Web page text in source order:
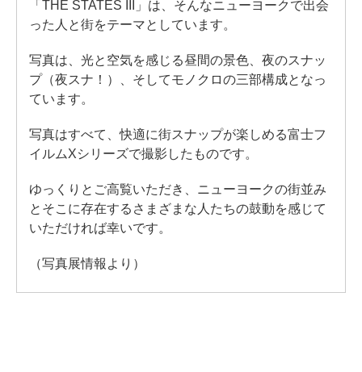
「THE STATES III」は、そんなニューヨークで出会
った人と街をテーマとしています。
写真は、光と空気を感じる昼間の景色、夜のスナッ
プ（夜スナ！）、そしてモノクロの三部構成となっ
ています。
写真はすべて、快適に街スナップが楽しめる富士フ
イルムXシリーズで撮影したものです。
ゆっくりとご高覧いただき、ニューヨークの街並み
とそこに存在するさまざまな人たちの鼓動を感じて
いただければ幸いです。
（写真展情報より）